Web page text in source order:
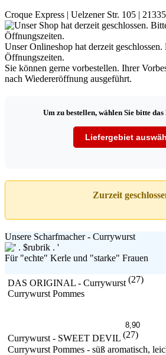
Croque Express | Uelzener Str. 105 |
Unser Onlineshop hat derzeit geschlossen.
Öffnungszeiten.
Sie können gerne vorbestellen. Ihrer
nach Wiedereröffnung ausgeführt.
Um zu bestellen, wählen Sie bitte
Liefergebiet
Zurzeit
Unsere Scharfmacher - Currywurst
Für "echte" Kerle und "starke" Frauen
DAS ORIGINAL - Currywurst (27)
Currywurst Pommes
8,90
Currywurst - SWEET DEVIL (27)
Currywurst Pommes - süß aromatisch,